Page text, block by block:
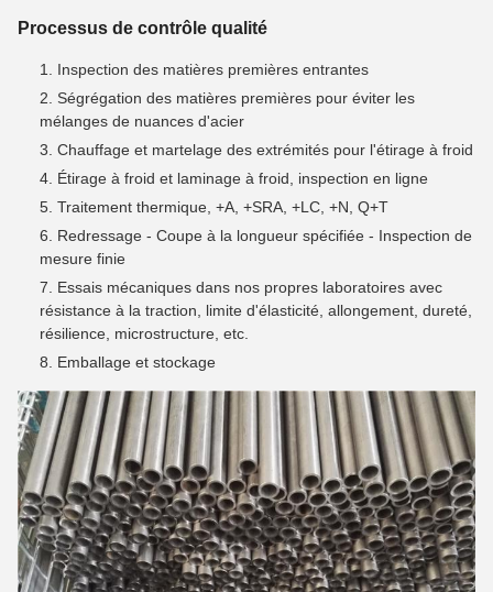
Processus de contrôle qualité
Inspection des matières premières entrantes
Ségrégation des matières premières pour éviter les
mélanges de nuances d'acier
Chauffage et martelage des extrémités pour l'étirage à froid
Étirage à froid et laminage à froid, inspection en ligne
Traitement thermique, +A, +SRA, +LC, +N, Q+T
Redressage - Coupe à la longueur spécifiée - Inspection de
mesure finie
Essais mécaniques dans nos propres laboratoires avec
résistance à la traction, limite d'élasticité, allongement, dureté,
résilience, microstructure, etc.
Emballage et stockage